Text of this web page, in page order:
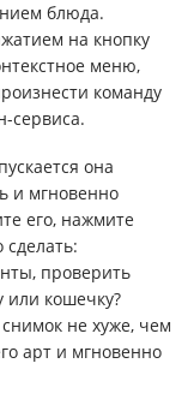
блюда.
на кнопку
меню,
команду
сервиса.
она
и мгновенно
его, нажмите
проверить
или кошечку?
не хуже, чем
арт и мгновенно